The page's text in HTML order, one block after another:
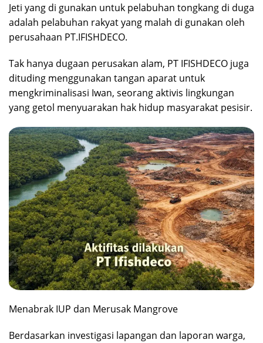
Jeti yang di gunakan untuk pelabuhan tongkang di duga
adalah pelabuhan rakyat yang malah di gunakan oleh
perusahaan PT.IFISHDECO.
‎Tak hanya dugaan perusakan alam, PT IFISHDECO juga
dituding menggunakan tangan aparat untuk
mengkriminalisasi Iwan, seorang aktivis lingkungan
yang getol menyuarakan hak hidup masyarakat pesisir.
‎Menabrak IUP dan Merusak Mangrove
‎Berdasarkan investigasi lapangan dan laporan warga,